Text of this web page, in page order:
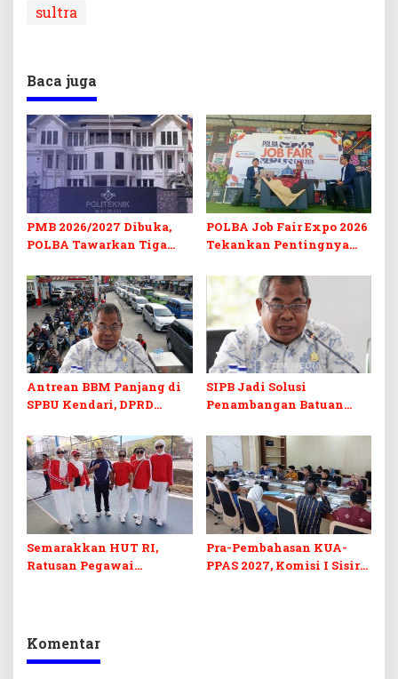
sultra
Baca juga
PMB 2026/2027 Dibuka,
POLBA Tawarkan Tiga
Kuliah Gratis
POLBA Job Fair Expo 2026
Tekankan Pentingnya
Digital
Antrean BBM Panjang di
SPBU Kendari, DPRD
Barcode Curang
SIPB Jadi Solusi
Penambangan Batuan
di Sultra
Semarakkan HUT RI,
Ratusan Pegawai
Pra-Pembahasan KUA-
PPAS 2027, Komisi I Sisir
Komentar